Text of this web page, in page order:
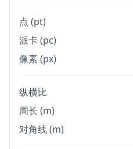
点 (pt)
派卡 (pc)
像素 (px)
纵横比
周长 (m)
对角线 (m)